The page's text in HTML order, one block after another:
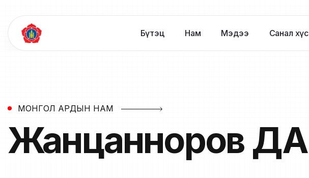
Бүтэц Нам Мэдээ Санал
МОНГОЛ АРДЫН НАМ
Жанцанноров